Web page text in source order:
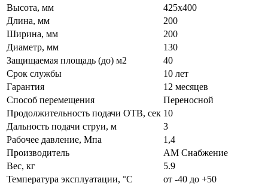
Высота, мм
425х400
Длина, мм
200
Ширина, мм
200
Диаметр, мм
130
Защищаемая площадь (до) м2
40
Срок службы
10 лет
Гарантия
12 месяцев
Способ перемещения
Переносной
Продолжительность подачи ОТВ, сек 10
Дальность подачи струи, м
3
Рабочее давление, Мпа
1,4
Производитель
АМ Снабжение
Вес, кг
5.9
Температура эксплуатации, °C
от -40 до +50